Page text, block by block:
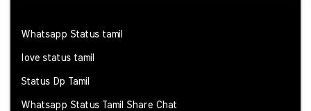
Whatsapp Status tamil
love status tamil
Status Dp Tamil
Whatsapp Status Tamil Share Chat